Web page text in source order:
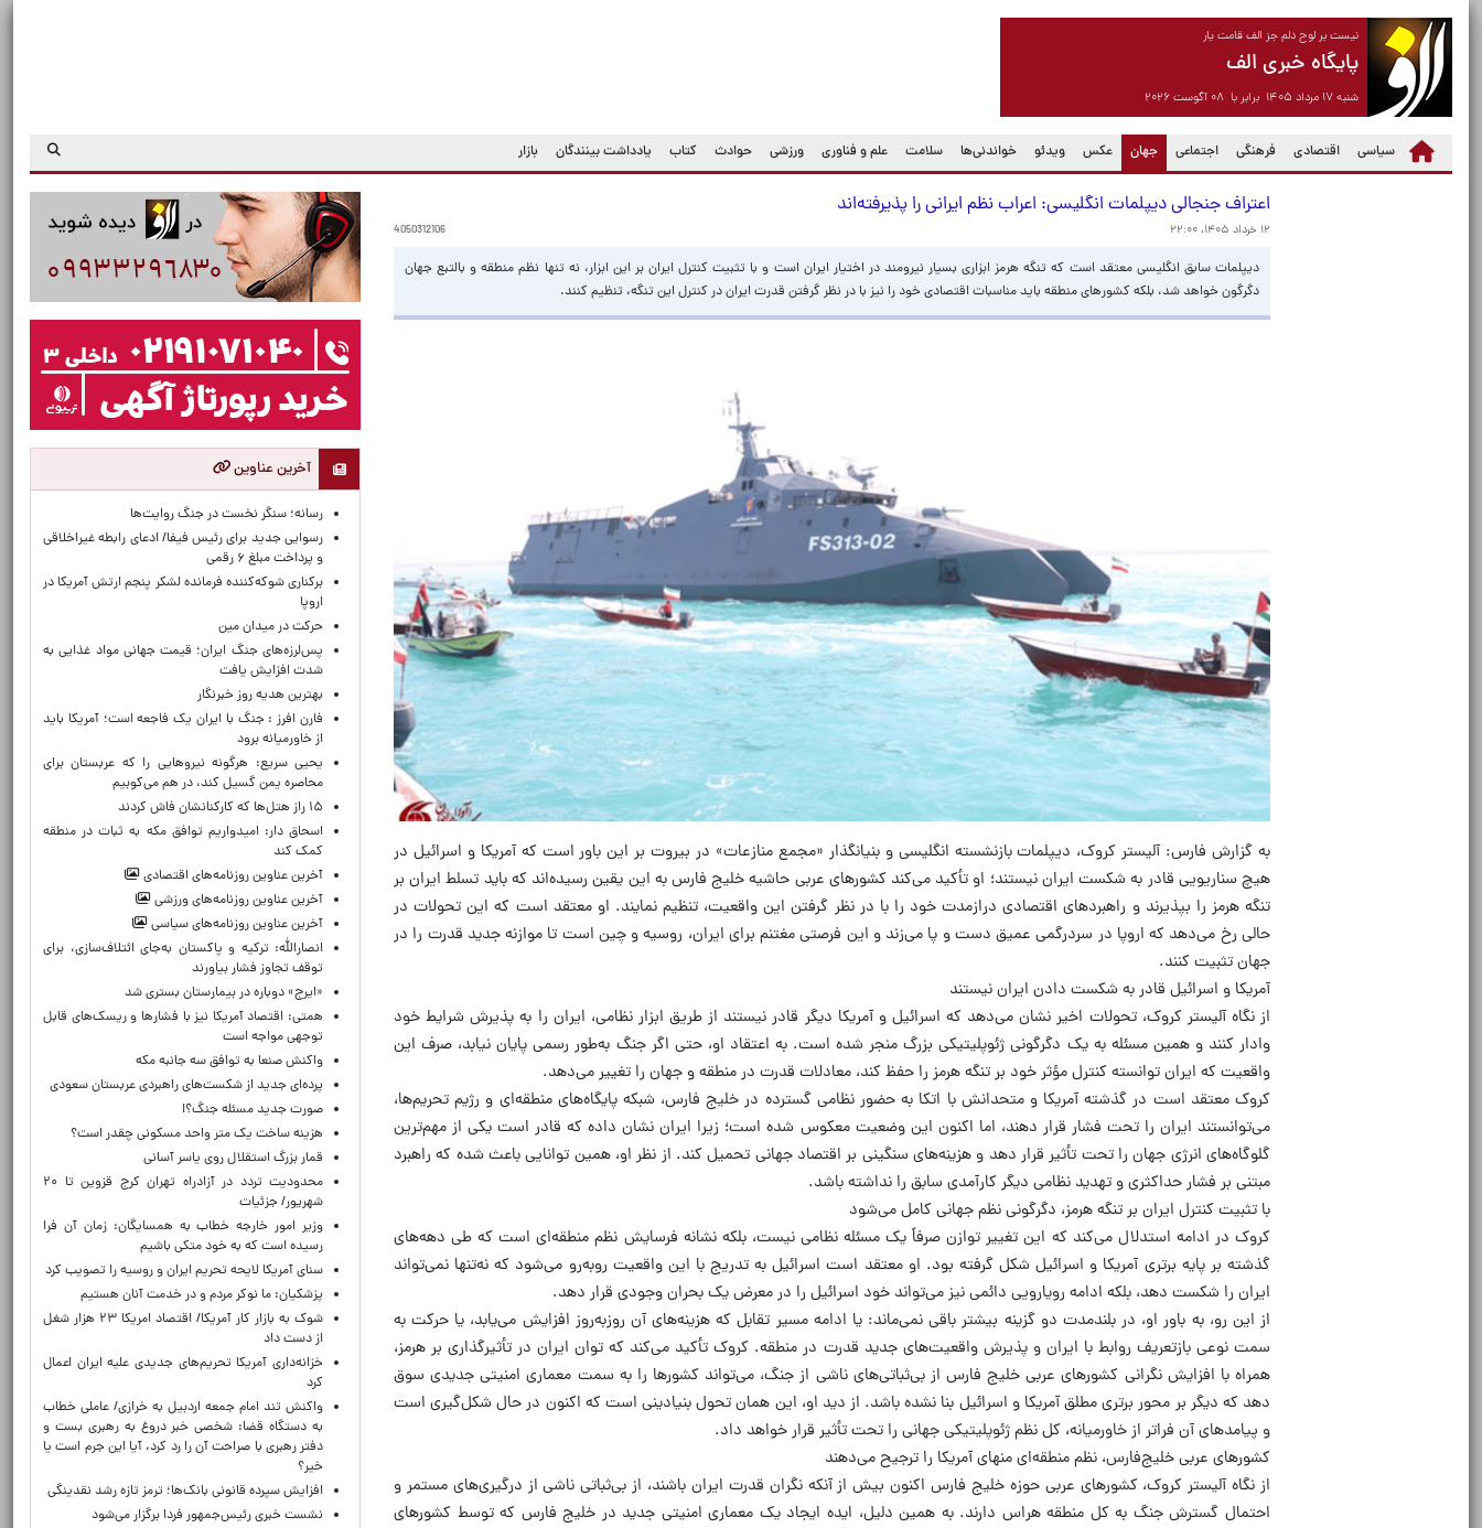
نیست بر لوح دلم جز الف قامت یار
پایگاه خبری الف
شنبه ۱۷ مرداد ۱۴۰۵ برابر با ۰۸ آگوست ۲۰۲۶
سیاسی اقتصادی فرهنگی اجتماعی جهان
(current) عکس ویدئو خواندنی‌ها سلامت علم و فناوری ورزشی حوادث کتاب یادداشت بینندگان بازار
اعتراف جنجالی دیپلمات انگلیسی: اعراب نظم ایرانی را پذیرفته‌اند
۱۲ خرداد ۱۴۰۵، ۲۲:۰۰ 4050312106
دیپلمات سابق انگلیسی معتقد است که تنگه هرمز ابزاری بسیار نیرومند در اختیار ایران است و با تثبیت کنترل ایران بر این ابزار، نه تنها نظم منطقه و بالتبع جهان
دگرگون خواهد شد، بلکه کشورهای منطقه باید مناسبات اقتصادی خود را نیز با در نظر گرفتن قدرت ایران در کنترل این تنگه، تنظیم کنند.
به گزارش فارس: آلیستر کروک، دیپلمات بازنشسته انگلیسی و بنیانگذار «مجمع منازعات» در بیروت بر این باور است که آمریکا و اسرائیل در
هیچ سناریویی قادر به شکست ایران نیستند؛ او تأکید می‌کند کشورهای عربی حاشیه خلیج فارس به این یقین رسیده‌اند که باید تسلط ایران بر
تنگه هرمز را بپذیرند و راهبردهای اقتصادی درازمدت خود را با در نظر گرفتن این واقعیت، تنظیم نمایند. او معتقد است که این تحولات در
حالی رخ می‌دهد که اروپا در سردرگمی عمیق دست و پا می‌زند و این فرصتی مغتنم برای ایران، روسیه و چین است تا موازنه جدید قدرت را در
جهان تثبیت کنند.
آمریکا و اسرائیل قادر به شکست دادن ایران نیستند
از نگاه آلیستر کروک، تحولات اخیر نشان می‌دهد که اسرائیل و آمریکا دیگر قادر نیستند از طریق ابزار نظامی، ایران را به پذیرش شرایط خود
وادار کنند و همین مسئله به یک دگرگونی ژئوپلیتیکی بزرگ منجر شده است. به اعتقاد او، حتی اگر جنگ به‌طور رسمی پایان نیابد، صرف این
واقعیت که ایران توانسته کنترل مؤثر خود بر تنگه هرمز را حفظ کند، معادلات قدرت در منطقه و جهان را تغییر می‌دهد.
کروک معتقد است در گذشته آمریکا و متحدانش با اتکا به حضور نظامی گسترده در خلیج فارس، شبکه پایگاه‌های منطقه‌ای و رژیم تحریم‌ها،
می‌توانستند ایران را تحت فشار قرار دهند، اما اکنون این وضعیت معکوس شده است؛ زیرا ایران نشان داده که قادر است یکی از مهم‌ترین
گلوگاه‌های انرژی جهان را تحت تأثیر قرار دهد و هزینه‌های سنگینی بر اقتصاد جهانی تحمیل کند. از نظر او، همین توانایی باعث شده که راهبرد
مبتنی بر فشار حداکثری و تهدید نظامی دیگر کارآمدی سابق را نداشته باشد.
با تثبیت کنترل ایران بر تنگه هرمز، دگرگونی نظم جهانی کامل می‌شود
کروک در ادامه استدلال می‌کند که این تغییر توازن صرفاً یک مسئله نظامی نیست، بلکه نشانه فرسایش نظم منطقه‌ای‌ است که طی دهه‌های
گذشته بر پایه برتری آمریکا و اسرائیل شکل گرفته بود. او معتقد است اسرائیل به تدریج با این واقعیت روبه‌رو می‌شود که نه‌تنها نمی‌تواند
ایران را شکست دهد، بلکه ادامه رویارویی دائمی نیز می‌تواند خود اسرائیل را در معرض یک بحران وجودی قرار دهد.
از این رو، به باور او، در بلندمدت دو گزینه بیشتر باقی نمی‌ماند: یا ادامه مسیر تقابل که هزینه‌های آن روزبه‌روز افزایش می‌یابد، یا حرکت به
سمت نوعی بازتعریف روابط با ایران و پذیرش واقعیت‌های جدید قدرت در منطقه. کروک تأکید می‌کند که توان ایران در تأثیرگذاری بر هرمز،
همراه با افزایش نگرانی کشورهای عربی خلیج فارس از بی‌ثباتی‌های ناشی از جنگ، می‌تواند کشورها را به سمت معماری امنیتی جدیدی سوق
دهد که دیگر بر محور برتری مطلق آمریکا و اسرائیل بنا نشده باشد. از دید او، این همان تحول بنیادینی است که اکنون در حال شکل‌گیری است
و پیامدهای آن فراتر از خاورمیانه، کل نظم ژئوپلیتیکی جهانی را تحت تأثیر قرار خواهد داد.
کشورهای عربی خلیج‌فارس، نظم منطقه‌ای منهای آمریکا را ترجیح می‌دهند
از نگاه آلیستر کروک، کشورهای عربی حوزه خلیج فارس اکنون بیش از آنکه نگران قدرت ایران باشند، از بی‌ثباتی ناشی از درگیری‌های مستمر و
احتمال گسترش جنگ به کل منطقه هراس دارند. به همین دلیل، ایده ایجاد یک معماری امنیتی جدید در خلیج فارس که توسط کشورهای
آخرین عناوین
رسانه؛ سنگر نخست در جنگ روایت‌ها
رسوایی جدید برای رئیس فیفا/ ادعای رابطه غیراخلاقی
و پرداخت مبلغ ۶ رقمی
برکناری شوکه‌کننده فرمانده لشکر پنجم ارتش آمریکا در
اروپا
حركت در ميدان مين
پس‌لرزه‌های جنگ ایران؛ قیمت جهانی مواد غذایی به
شدت افزایش یافت
بهترین هدیه روز خبرنگار
فارن افرز : جنگ با ایران یک فاجعه است؛ آمریکا باید
از خاورمیانه برود
یحیی سریع: هرگونه نیروهایی را که عربستان برای
محاصره یمن گسیل کند، در هم می‌کوبیم
۱۵ راز هتل‌ها که کارکنانشان فاش کردند
اسحاق دار: امیدواریم توافق مکه به ثبات در منطقه
کمک کند
آخرین عناوین روزنامه‌های اقتصادی
آخرین عناوین روزنامه‌های ورزشی
آخرین عناوین روزنامه‌های سیاسی
انصارالله: ترکیه و پاکستان به‌جای ائتلاف‌سازی، برای
توقف تجاوز فشار بیاورند
«ایرج» دوباره در بیمارستان بستری شد
همتی: اقتصاد آمریکا نیز با فشارها و ریسک‌های قابل
توجهی مواجه است
واکنش صنعا به توافق سه جانبه مکه
پرده‌ای جدید از شکست‌های راهبردی عربستان سعودی
صورت جدید مسئله جنگ؟!
هزینه ساخت یک متر واحد مسکونی چقدر است؟
قمار بزرگ استقلال روی یاسر آسانی
محدودیت تردد در آزادراه تهران کرج قزوین تا ۲۰
شهریور/ جزئیات
وزیر امور خارجه خطاب به همسایگان: زمان آن فرا
رسیده است که به خود متکی باشیم
سنای آمریکا لایحه تحریم ایران و روسیه را تصویب کرد
پزشکیان: ما نوکر مردم و در خدمت آنان هستیم
شوک به بازار کار آمریکا/ اقتصاد امریکا ۲۳ هزار شغل
از دست داد
خزانه‌داری آمریکا تحریم‌های جدیدی علیه ایران اعمال
کرد
واکنش تند امام جمعه اردبیل به خرازی/ عاملی خطاب
به دستگاه قضا: شخصی خبر دروغ به رهبری بست و
دفتر رهبری با صراحت آن را رد کرد، آیا این جرم است یا
خیر؟
افزایش سپرده قانونی بانک‌ها؛ ترمز تازه رشد نقدینگی
نشست خبری رئیس‌جمهور فردا برگزار می‌شود